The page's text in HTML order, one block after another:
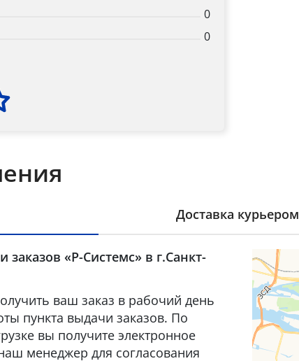
0
0
Доставка курьером
«Р-Системс» в г.Санкт-
ваш заказ в рабочий день
пункта выдачи заказов. По
вы получите электронное
менеджер для согласования